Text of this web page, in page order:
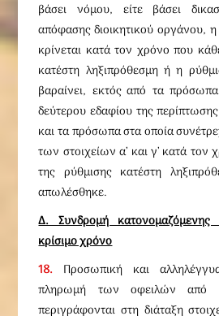
βάσει νόμου, είτε βάσει
απόφασης διοικητικού οργάνου,
κρίνεται κατά τον χρόνο που
κατέστη ληξιπρόθεσμη ή η
βαραίνει, εκτός από τα
δεύτερου εδαφίου της
και τα πρόσωπα στα οποία
των στοιχείων α’ και γ’ κατά
της ρύθμισης κατέστη
απωλέσθηκε.
Δ. Συνδρομή κατονομαζόμενης
κρίσιμο χρόνο
18. Προσωπική και
πληρωμή των οφειλών από
περιγράφονται στη διάταξη